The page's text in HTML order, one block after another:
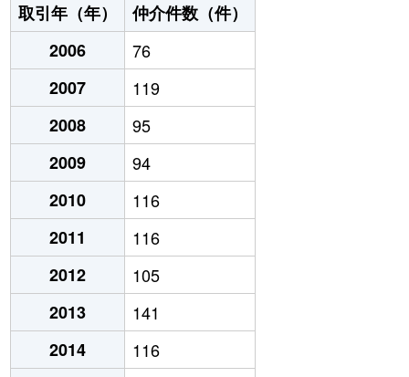
取引年（年）
仲介件数（件）
2006
76
2007
119
2008
95
2009
94
2010
116
2011
116
2012
105
2013
141
2014
116